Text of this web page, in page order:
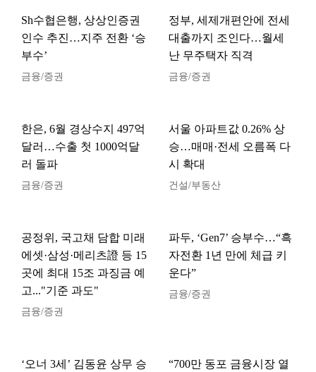
Sh수협은행, 상상인증권
인수 추진…지주 전환 ‘승
부수’
금융/증권
정부, 세제개편안에 전세
대출까지 조인다…월세
난 무주택자 직격
금융/증권
한은, 6월 경상수지 497억
달러…수출 첫 1000억달
러 돌파
금융/증권
서울 아파트값 0.26% 상
승…매매·전세 오름폭 다
시 확대
건설/부동산
공정위, 국고채 담합 미래
에셋·삼성·메리츠證 등 15
곳에 최대 15조 과징금 예
고..."기준 과도"
금융/증권
파두, ‘Gen7’ 승부수…“흑
자전환 1년 만에 체급 키
운다”
금융/증권
‘오너 3세’ 김동윤 상무 승
“700만 동포 금융시장 열